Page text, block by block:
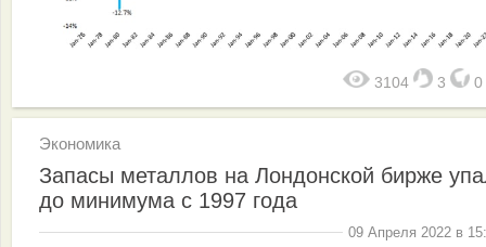
3104 3 0
Экономика
Запасы металлов на Лондонской бирже
до минимума с 1997 года
09 Апреля 2022 в